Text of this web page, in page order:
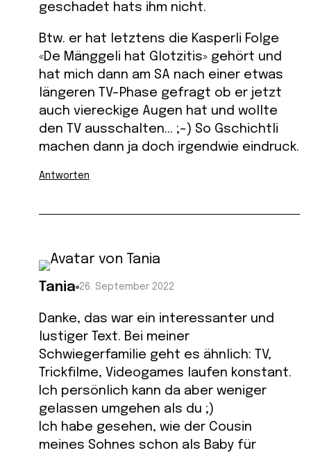
geschadet hats ihm nicht.
Btw. er hat letztens die Kasperli Folge
«De Mänggeli hat Glotzitis» gehört und
hat mich dann am SA nach einer etwas
längeren TV-Phase gefragt ob er jetzt
auch viereckige Augen hat und wollte
den TV ausschalten… ;-) So Gschichtli
machen dann ja doch irgendwie eindruck.
Antworten
Tania 26. September 2022
Danke, das war ein interessanter und
lustiger Text. Bei meiner
Schwiegerfamilie geht es ähnlich: TV,
Trickfilme, Videogames laufen konstant.
Ich persönlich kann da aber weniger
gelassen umgehen als du ;)
Ich habe gesehen, wie der Cousin
meines Sohnes schon als Baby für